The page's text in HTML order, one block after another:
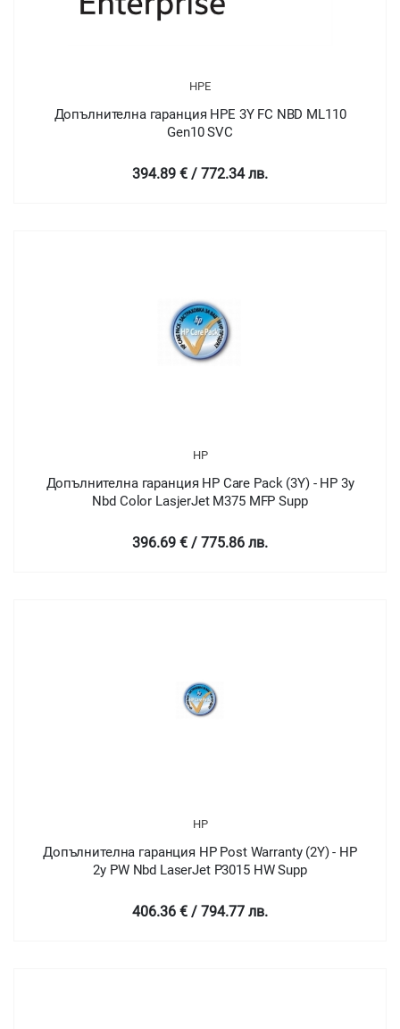
HPE
Допълнителна гаранция HPE 3Y FC NBD ML110
Gen10 SVC
394.89 € / 772.34 лв.
HP
Допълнителна гаранция HP Care Pack (3Y) - HP 3y
Nbd Color LasjerJet M375 MFP Supp
396.69 € / 775.86 лв.
HP
Допълнителна гаранция HP Post Warranty (2Y) - HP
2y PW Nbd LaserJet P3015 HW Supp
406.36 € / 794.77 лв.